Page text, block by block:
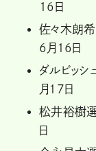
16日
佐々木朗希
6月16日
ダルビッシ
月17日
松井裕樹
日